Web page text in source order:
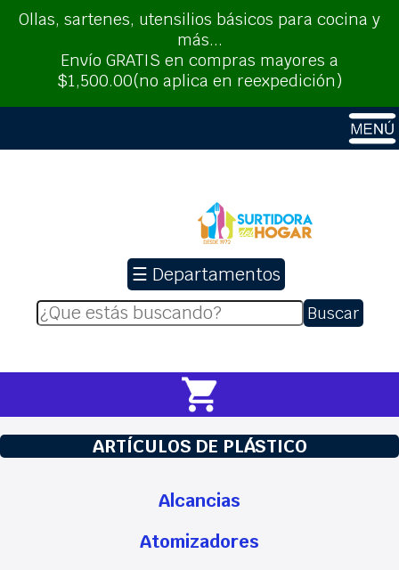
Ollas, sartenes, utensilios básicos para cocina y
más...
Envío GRATIS en compras mayores a
$1,500.00(no aplica en reexpedición)
☰ Departamentos
Buscar
ARTÍCULOS DE PLÁSTICO
Alcancias
Atomizadores